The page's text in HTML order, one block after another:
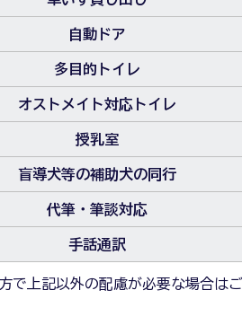
自動ドア
多目的トイレ
オストメイト対応トイレ
授乳室
盲導犬等の補助犬の同行
代筆・筆談対応
手話通訳
で上記以外の配慮が必要な場合はご